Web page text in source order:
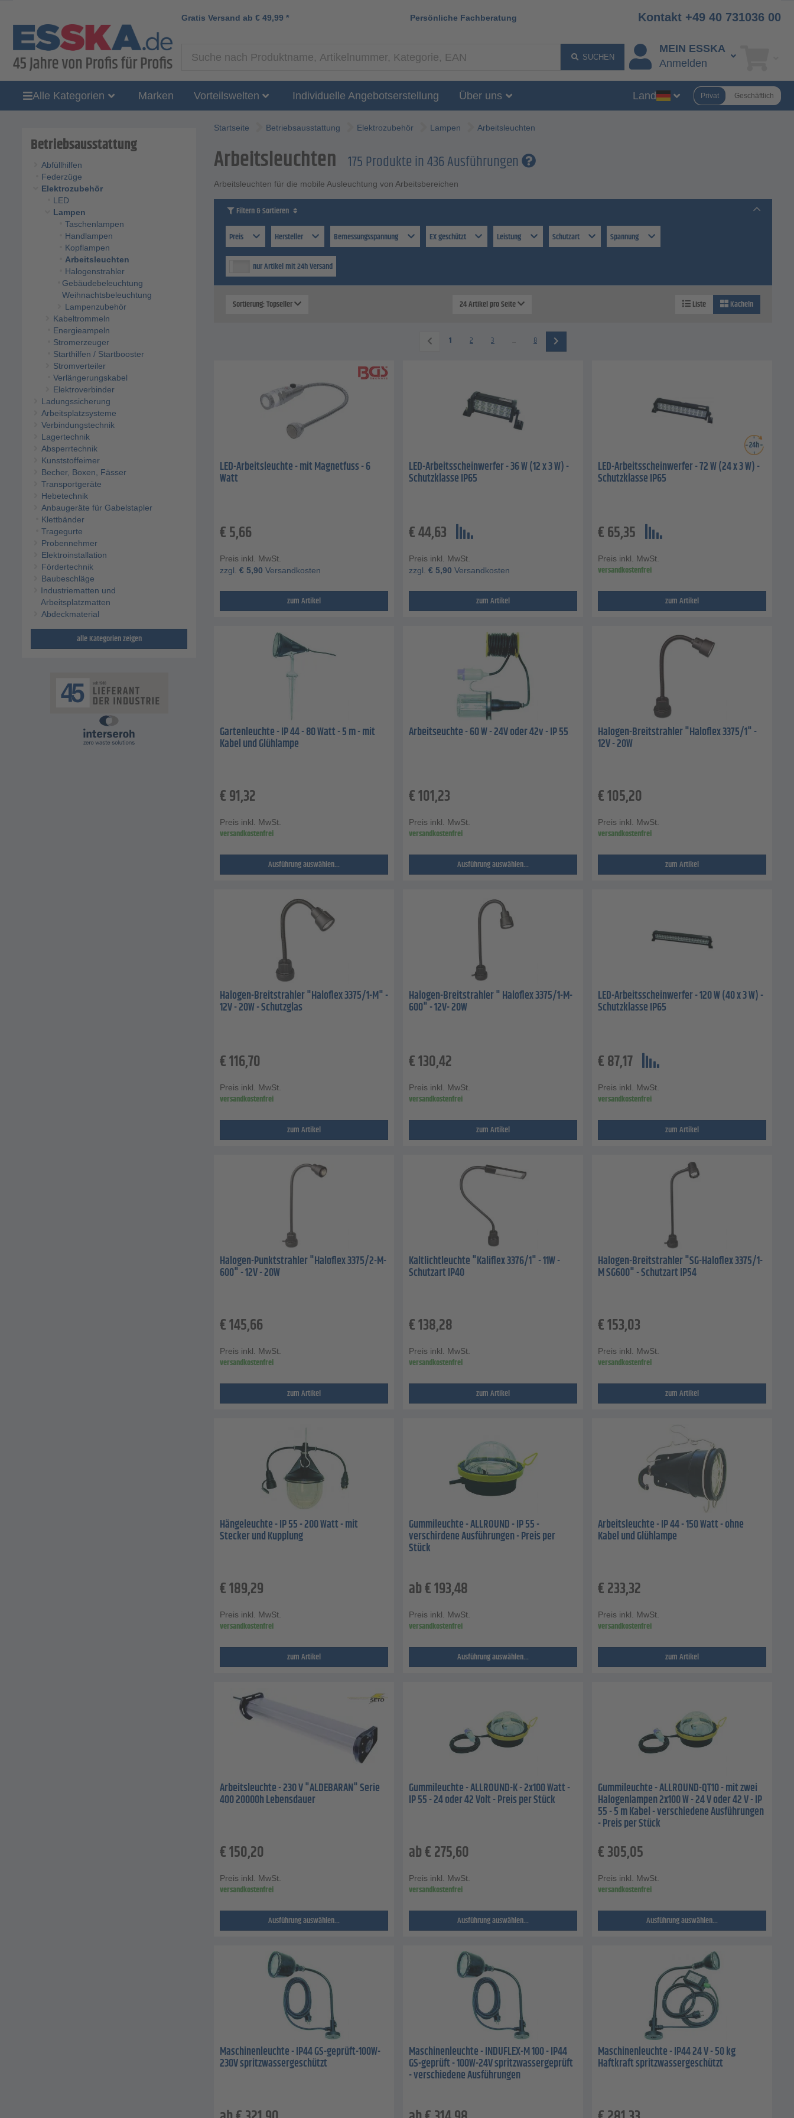
Gratis Versand ab € 49,99 * Persönliche Fachberatung Kontakt +49 40 731036 00
SUCHEN
MEIN ESSKA
Anmelden
Alle Kategorien Marken Vorteilswelten Individuelle Angebotserstellung Über uns Land Privat Geschäftlich
Betriebsausstattung
Abfüllhilfen
Federzüge
Elektrozubehör
LED
Lampen
Taschenlampen
Handlampen
Kopflampen
Arbeitsleuchten
Halogenstrahler
Gebäudebeleuchtung
Weihnachtsbeleuchtung
Lampenzubehör
Kabeltrommeln
Energieampeln
Stromerzeuger
Starthilfen / Startbooster
Stromverteiler
Verlängerungskabel
Elektroverbinder
Ladungssicherung
Arbeitsplatzsysteme
Verbindungstechnik
Lagertechnik
Absperrtechnik
Kunststoffeimer
Becher, Boxen, Fässer
Transportgeräte
Hebetechnik
Anbaugeräte für Gabelstapler
Klettbänder
Tragegurte
Probennehmer
Elektroinstallation
Fördertechnik
Baubeschläge
Industriematten und
Arbeitsplatzmatten
Abdeckmaterial
alle Kategorien zeigen
Startseite Betriebsausstattung Elektrozubehör Lampen Arbeitsleuchten
Arbeitsleuchten 175 Produkte in 436 Ausführungen
Arbeitsleuchten für die mobile Ausleuchtung von Arbeitsbereichen
Filtern & Sortieren
Preis
Hersteller Bemessungsspannung EX geschützt Leistung Schutzart Spannung
nur Artikel mit 24h Versand
Sortierung: Topseller 24 Artikel pro Seite Liste Kacheln
1 2 3 8
LED-Arbeitsleuchte - mit Magnetfuss - 6
Watt
€5,66
Preis inkl. MwSt.
zzgl. € 5,90 Versandkosten
zum Artikel
LED-Arbeitsscheinwerfer - 36 W (12 x 3 W) -
Schutzklasse IP65
€44,63
Preis inkl. MwSt.
zzgl. € 5,90 Versandkosten
zum Artikel
LED-Arbeitsscheinwerfer - 72 W (24 x 3 W) -
Schutzklasse IP65
€65,35
Preis inkl. MwSt.
versandkostenfrei
zum Artikel
Gartenleuchte - IP 44 - 80 Watt - 5 m - mit
Kabel und Glühlampe
€91,32
Preis inkl. MwSt.
versandkostenfrei
Ausführung auswählen...
Arbeitseuchte - 60 W - 24V oder 42v - IP 55
€101,23
Preis inkl. MwSt.
versandkostenfrei
Ausführung auswählen...
Halogen-Breitstrahler "Haloflex 3375/1" -
12V - 20W
€105,20
Preis inkl. MwSt.
versandkostenfrei
zum Artikel
Halogen-Breitstrahler "Haloflex 3375/1-M" -
12V - 20W - Schutzglas
€116,70
Preis inkl. MwSt.
versandkostenfrei
zum Artikel
Halogen-Breitstrahler " Haloflex 3375/1-M-
600" - 12V- 20W
€130,42
Preis inkl. MwSt.
versandkostenfrei
zum Artikel
LED-Arbeitsscheinwerfer - 120 W (40 x 3 W) -
Schutzklasse IP65
€87,17
Preis inkl. MwSt.
versandkostenfrei
zum Artikel
Halogen-Punktstrahler "Haloflex 3375/2-M-
600" - 12V - 20W
€145,66
Preis inkl. MwSt.
versandkostenfrei
zum Artikel
Kaltlichtleuchte "Kaliflex 3376/1" - 11W -
Schutzart IP40
€138,28
Preis inkl. MwSt.
versandkostenfrei
zum Artikel
Halogen-Breitstrahler "SG-Haloflex 3375/1-
M SG600" - Schutzart IP54
€153,03
Preis inkl. MwSt.
versandkostenfrei
zum Artikel
Hängeleuchte - IP 55 - 200 Watt - mit
Stecker und Kupplung
€189,29
Preis inkl. MwSt.
versandkostenfrei
zum Artikel
Gummileuchte - ALLROUND - IP 55 -
verschirdene Ausführungen - Preis per
Stück
ab€193,48
Preis inkl. MwSt.
versandkostenfrei
Ausführung auswählen...
Arbeitsleuchte - IP 44 - 150 Watt - ohne
Kabel und Glühlampe
€233,32
Preis inkl. MwSt.
versandkostenfrei
zum Artikel
Arbeitsleuchte - 230 V "ALDEBARAN" Serie
400 20000h Lebensdauer
€150,20
Preis inkl. MwSt.
versandkostenfrei
Ausführung auswählen...
Gummileuchte - ALLROUND-K - 2x100 Watt -
IP 55 - 24 oder 42 Volt - Preis per Stück
ab€275,60
Preis inkl. MwSt.
versandkostenfrei
Ausführung auswählen...
Gummileuchte - ALLROUND-QT10 - mit zwei
Halogenlampen 2x100 W - 24 V oder 42 V - IP
55 - 5 m Kabel - verschiedene Ausführungen
- Preis per Stück
€305,05
Preis inkl. MwSt.
versandkostenfrei
Ausführung auswählen...
Maschinenleuchte - IP44 GS-geprüft-100W-
230V spritzwassergeschützt
Maschinenleuchte - INDUFLEX-M 100 - IP44
GS-geprüft - 100W-24V spritzwassergeprüft
- verschiedene Ausführungen
Maschinenleuchte - IP44 24 V - 50 kg
Haftkraft spritzwassergeschützt